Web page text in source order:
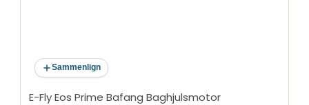
Sammenlign
E-Fly Eos Prime Bafang Baghjulsmotor